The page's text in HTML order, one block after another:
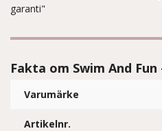
garanti"
Fakta om Swim And Fun
Varumärke
Artikelnr.